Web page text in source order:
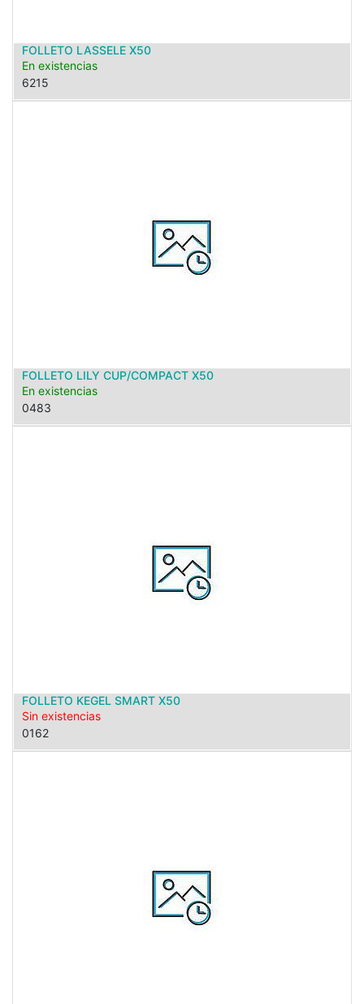
FOLLETO LASSELE X50
En existencias
6215
FOLLETO LILY CUP/COMPACT X50
En existencias
0483
FOLLETO KEGEL SMART X50
Sin existencias
0162